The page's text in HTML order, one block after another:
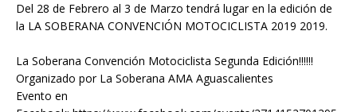
Del 28 de Febrero al 3 de Marzo tendrá lugar en la edición de
la LA SOBERANA CONVENCIÓN MOTOCICLISTA 2019 2019.
La Soberana Convención Motociclista Segunda Edición!!!!!!
Organizado por La Soberana AMA Aguascalientes
Evento en